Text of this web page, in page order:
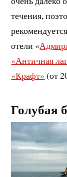
течения,
отели «
«Античная
«Крафт» (от
Голубая